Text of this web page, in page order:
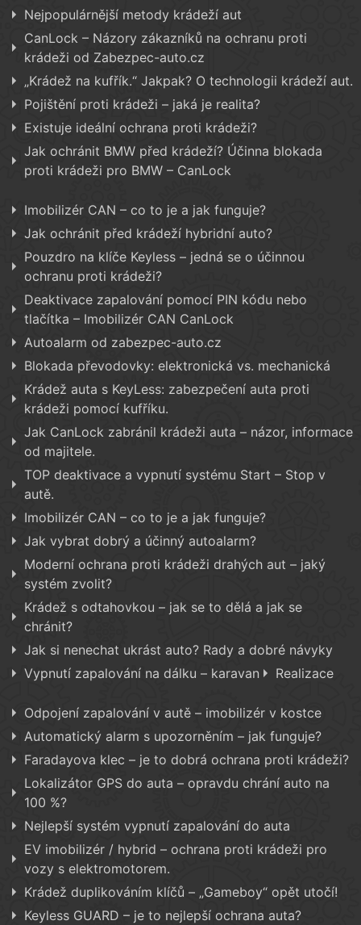
Nejpopulárnější metody krádeží aut
CanLock – Názory zákazníků na ochranu proti
krádeži od Zabezpec-auto.cz
„Krádež na kufřík.“ Jakpak? O technologii krádeží aut.
Pojištění proti krádeži – jaká je realita?
Existuje ideální ochrana proti krádeži?
Jak ochránit BMW před krádeží? Účinna blokada
proti krádeži pro BMW – CanLock
Imobilizér CAN – co to je a jak funguje?
Jak ochránit před krádeží hybridní auto?
Pouzdro na klíče Keyless – jedná se o účinnou
ochranu proti krádeži?
Deaktivace zapalování pomocí PIN kódu nebo
tlačítka – Imobilizér CAN CanLock
Autoalarm od zabezpec-auto.cz
Blokada převodovky: elektronická vs. mechanická
Krádež auta s KeyLess: zabezpečení auta proti
krádeži pomocí kufříku.
Jak CanLock zabránil krádeži auta – názor, informace
od majitele.
TOP deaktivace a vypnutí systému Start – Stop v
autě.
Imobilizér CAN – co to je a jak funguje?
Jak vybrat dobrý a účinný autoalarm?
Moderní ochrana proti krádeži drahých aut – jaký
systém zvolit?
Krádež s odtahovkou – jak se to dělá a jak se
chránit?
Jak si nenechat ukrást auto? Rady a dobré návyky
Vypnutí zapalování na dálku – karavan
Realizace
Odpojení zapalování v autě – imobilizér v kostce
Automatický alarm s upozorněním – jak funguje?
Faradayova klec – je to dobrá ochrana proti krádeži?
Lokalizátor GPS do auta – opravdu chrání auto na
100 %?
Nejlepší systém vypnutí zapalování do auta
EV imobilizér / hybrid – ochrana proti krádeži pro
vozy s elektromotorem.
Krádež duplikováním klíčů – „Gameboy“ opět utočí!
Keyless GUARD – je to nejlepší ochrana auta?